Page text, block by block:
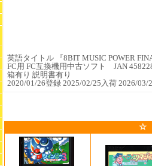
英語タイトル 『8BIT MUSIC POWER
FC用 FC互換機用中古ソフト JAN
箱有り 説明書有り
2020/01/26登録 2025/02/25入荷 2026/
☆